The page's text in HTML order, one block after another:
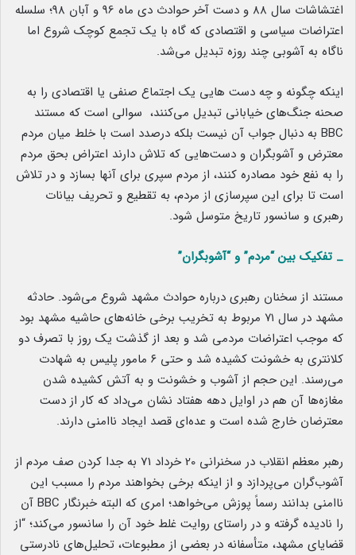
اغتشاشات سال 88 و دست آخر حوادث دی ماه 96 و آبان 98؛ سلسله
اعتراضات سیاسی و اقتصادی که گاه با یک تجمع کوچک شروع اما
ناگاه به آشوبی چند روزه تبدیل می‌شد.
اینکه چگونه و چه دست هایی یک اجتماع صنفی یا اقتصادی را به
صحنه جنگ‌های خیابانی تبدیل می‌کنند، سوالی است که مستند
BBC به دنبال جواب آن نیست بلکه درصدد است با خلط میان مردم
معترض و آشوبگران و دست‌هایی که تلاش دارند اعتراض بحق مردم
را به نفع خود مصادره کنند، از مردم سپری برای آنها بسازد و در تلاش
است تا برای این سپرسازی از مردم، به تقطیع و تحریف بیانات
رهبری و سانسور تاریخ متوسل شود.
_ تفکیک بین “مردم” و “آشوبگران”
مستند از سخنان رهبری درباره حوادث مشهد شروع می‌شود. حادثه
مشهد در سال ۷۱ مربوط به تخریب برخی خانه‌های حاشیه مشهد بود
که موجب اعتراضات مردمی شد و بعد از گذشت یک روز با تصرف دو
کلانتری به خشونت کشیده شد و حتی ۶ مامور پلیس به شهادت
می‌رسند. این حجم از آشوب و خشونت و به آتش کشیده شدن
مغازه‌ها آن هم در اوایل دهه هفتاد نشان می‌داد که کار از دست
معترضان خارج شده است و عده‌ای قصد ایجاد ناامنی دارند.
رهبر معظم انقلاب در سخنرانی 20 خرداد 71 به جدا کردن صف مردم از
آشوب‌گران می‌پردازد و از اینکه برخی بخواهند مردم را مسبب این
ناامنی بدانند رسماً پوزش می‌خواهد؛ امری که البته خبرنگار BBC آن
را نادیده گرفته و در راستای روایت غلط خود آن را سانسور می‌کند؛ “از
قضایای مشهد، متأسفانه در بعضی از مطبوعات، تحلیل‌های نادرستی